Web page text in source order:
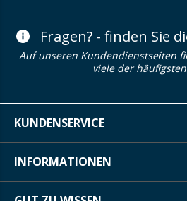
Fragen? - finden Sie
Auf unseren Kundendienstseiten
viele der
KUNDENSERVICE
INFORMATIONEN